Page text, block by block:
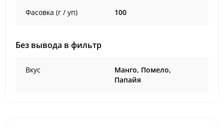
Фасовка (г / уп) 100
Без вывода в фильтр
Вкус
Манго, Помело,
Папайя